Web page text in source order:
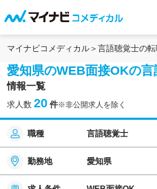
マイナビコメディカル 言語聴覚士の転
愛知県のWEB面接OKの言
情報一覧
求人数 20 件※非公開求人を除く
職種 言語聴覚士
勤務地 愛知県